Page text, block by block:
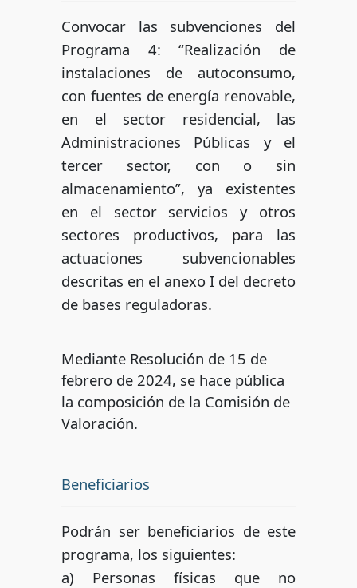
Convocar las subvenciones del
Programa 4: “Realización de
instalaciones de autoconsumo,
con fuentes de energía renovable,
en el sector residencial, las
Administraciones Públicas y el
tercer sector, con o sin
almacenamiento”, ya existentes
en el sector servicios y otros
sectores productivos, para las
actuaciones subvencionables
descritas en el anexo I del decreto
de bases reguladoras.
Mediante Resolución de 15 de
febrero de 2024, se hace pública
la composición de la Comisión de
Valoración.
Beneficiarios
Podrán ser beneficiarios de este
programa, los siguientes:
a) Personas físicas que no